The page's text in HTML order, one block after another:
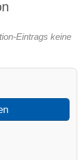
Eintrags keine